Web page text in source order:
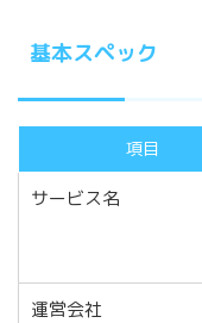
基本スペック
項目
サービス名
運営会社